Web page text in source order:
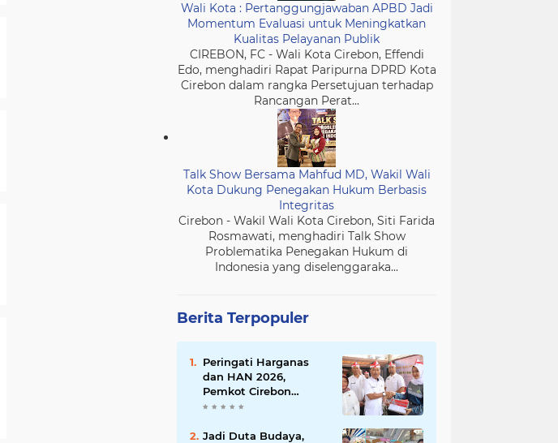
Wali Kota : Pertanggungjawaban APBD Jadi
Momentum Evaluasi untuk Meningkatkan
Kualitas Pelayanan Publik
CIREBON, FC - Wali Kota Cirebon, Effendi
Edo, menghadiri Rapat Paripurna DPRD Kota
Cirebon dalam rangka Persetujuan terhadap
Rancangan Perat...
Talk Show Bersama Mahfud MD, Wakil Wali
Kota Dukung Penegakan Hukum Berbasis
Integritas
Cirebon - Wakil Wali Kota Cirebon, Siti Farida
Rosmawati, menghadiri Talk Show
Problematika Penegakan Hukum di
Indonesia yang diselenggaraka...
Berita Terpopuler
Peringati Harganas
dan HAN 2026,
Pemkot Cirebon
Perkuat Komitmen
Anak
Jadi Duta Budaya,